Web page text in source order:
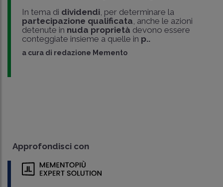
In tema di dividendi, per determinare la
partecipazione qualificata , anche le azioni
detenute in nuda proprietà devono essere
conteggiate insieme a quelle in p..
a cura di redazione Memento
Approfondisci con